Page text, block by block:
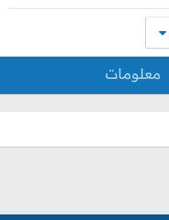
معلومات